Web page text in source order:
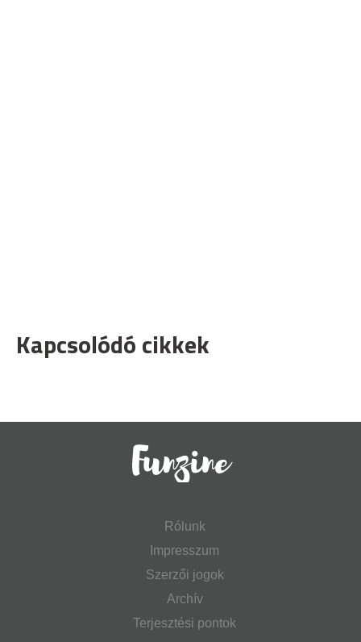
Kapcsolódó cikkek
Rólunk
Impresszum
Szerzői jogok
Archív
Terjesztési pontok